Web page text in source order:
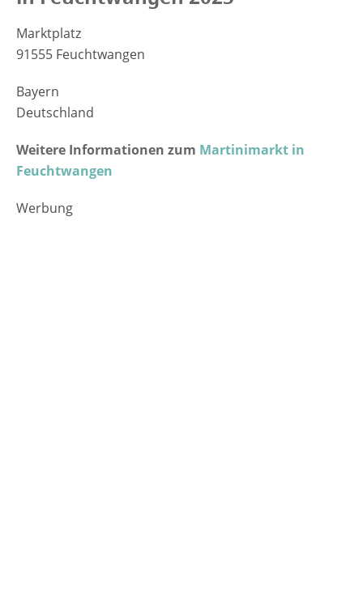
Marktplatz
91555 Feuchtwangen
Bayern
Deutschland
Weitere Informationen zum Martinimarkt in
Feuchtwangen
Werbung